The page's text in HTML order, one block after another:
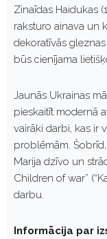
Zinaīdas Haidukas
raksturo ainava un
dekoratīvās
būs cienījama
Jaunās Ukrainas
pieskaitīt modernā
vairāki darbi, kas ir
problēmām.
Marija dzīvo un
Children of war”
darbu.
Informācija par